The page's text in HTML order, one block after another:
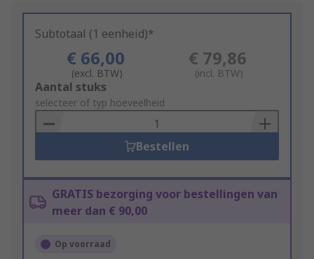
Subtotaal (1 eenheid)*
€ 66,00
(excl. BTW)
€ 79,86
(incl. BTW)
Add
to
Basket
Aantal stuks
selecteer of typ hoeveelheid
Bestellen
GRATIS bezorging voor bestellingen van
meer dan € 90,00
Op voorraad